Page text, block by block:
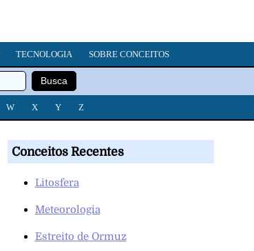
TECNOLOGIA SOBRE CONCEITOS
W X Y Z
Conceitos Recentes
Litosfera
Meteorologia
Estreito de Ormuz